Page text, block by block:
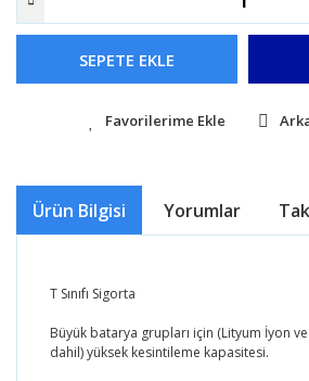
SEPETE EKLE
Ürün Bilgisi Yorumlar
T Sınıfı Sigorta
Büyük batarya grupları için (Lityum İyon ve
dahil) yüksek kesintileme kapasitesi.